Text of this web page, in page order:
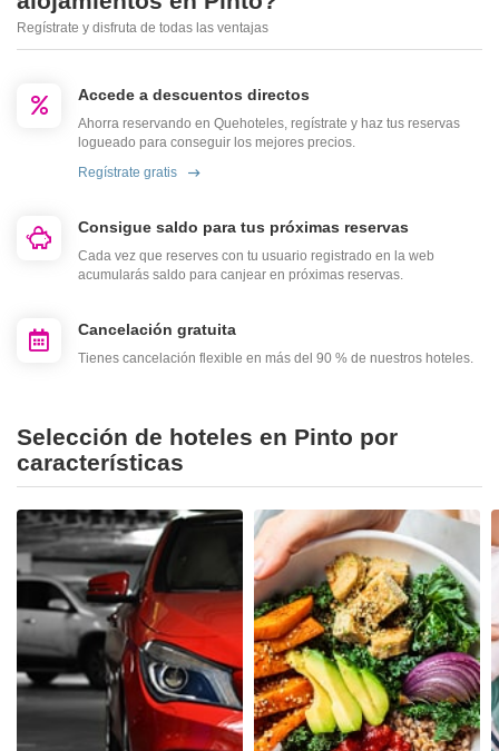
Regístrate y disfruta de todas las ventajas
Accede a descuentos directos
Ahorra reservando en Quehoteles, regístrate y haz tus reservas
logueado para conseguir los mejores precios.
Regístrate gratis
Consigue saldo para tus próximas reservas
Cada vez que reserves con tu usuario registrado en la web
acumularás saldo para canjear en próximas reservas.
Cancelación gratuita
Tienes cancelación flexible en más del 90 % de nuestros hoteles.
Selección de hoteles en Pinto por
características